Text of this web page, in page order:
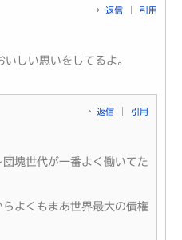
返信 引用
しい思いをしてるよ。
返信 引用
塊世代が一番よく働いてた
よくもまあ世界最大の債権